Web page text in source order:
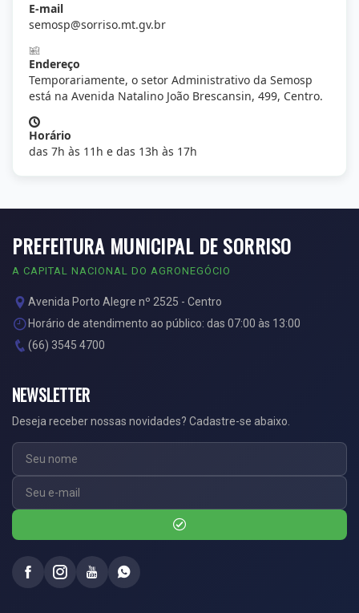
E-mail
semosp@sorriso.mt.gv.br
Endereço
Temporariamente, o setor Administrativo da Semosp
está na Avenida Natalino João Brescansin, 499, Centro.
Horário
das 7h às 11h e das 13h às 17h
PREFEITURA MUNICIPAL DE SORRISO
A CAPITAL NACIONAL DO AGRONEGÓCIO
Avenida Porto Alegre nº 2525 - Centro
Horário de atendimento ao público: das 07:00 às 13:00
(66) 3545 4700
NEWSLETTER
Deseja receber nossas novidades? Cadastre-se abaixo.